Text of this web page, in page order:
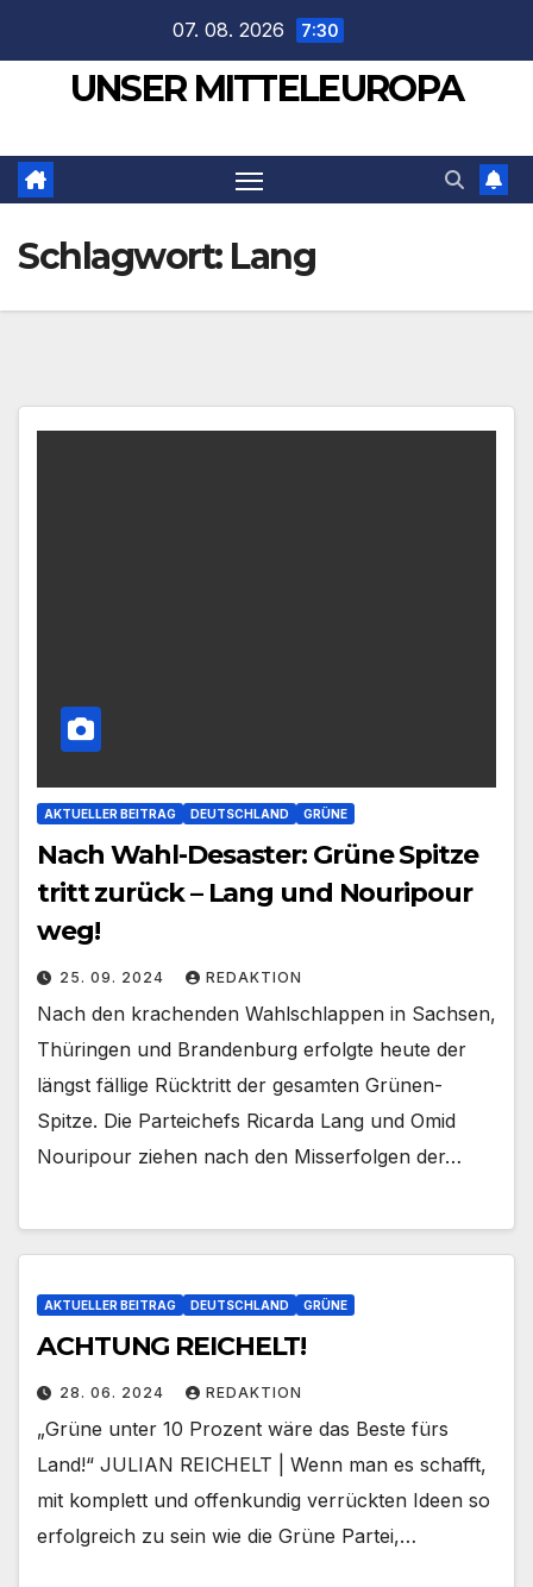
springen
07. 08. 2026 7:30
UNSER MITTELEUROPA
Schlagwort: Lang
AKTUELLER BEITRAG DEUTSCHLAND GRÜNE
Nach Wahl-Desaster: Grüne Spitze
tritt zurück – Lang und Nouripour
weg!
25. 09. 2024 REDAKTION
Nach den krachenden Wahlschlappen in Sachsen,
Thüringen und Brandenburg erfolgte heute der
längst fällige Rücktritt der gesamten Grünen-
Spitze. Die Parteichefs Ricarda Lang und Omid
Nouripour ziehen nach den Misserfolgen der…
AKTUELLER BEITRAG DEUTSCHLAND GRÜNE
ACHTUNG REICHELT!
28. 06. 2024 REDAKTION
„Grüne unter 10 Prozent wäre das Beste fürs
Land!“ JULIAN REICHELT | Wenn man es schafft,
mit komplett und offenkundig verrückten Ideen so
erfolgreich zu sein wie die Grüne Partei,…